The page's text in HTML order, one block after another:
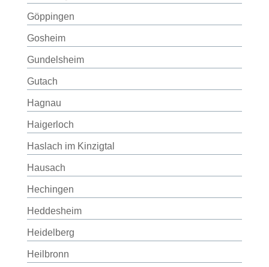
Göppingen
Gosheim
Gundelsheim
Gutach
Hagnau
Haigerloch
Haslach im Kinzigtal
Hausach
Hechingen
Heddesheim
Heidelberg
Heilbronn